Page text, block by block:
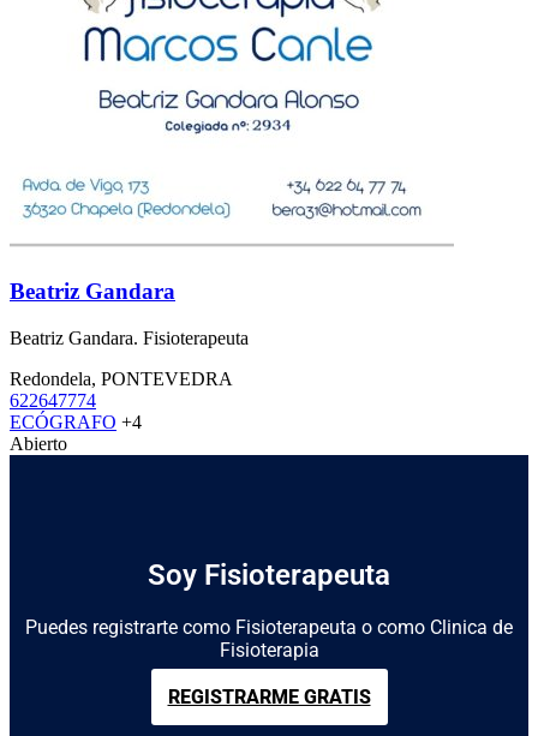
Beatriz Gandara
Beatriz Gandara. Fisioterapeuta
Redondela, PONTEVEDRA
622647774
ECÓGRAFO +4
Abierto
Soy Fisioterapeuta
Puedes registrarte como Fisioterapeuta o como Clinica de
Fisioterapia
REGISTRARME GRATIS